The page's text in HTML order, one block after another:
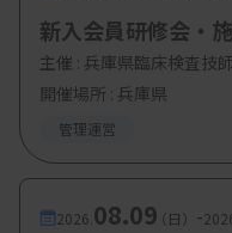
新入会員研修会・
主催 : 兵庫県臨床検査技
開催場所 : 兵庫県
管理運営
2026. 08.09（日） -